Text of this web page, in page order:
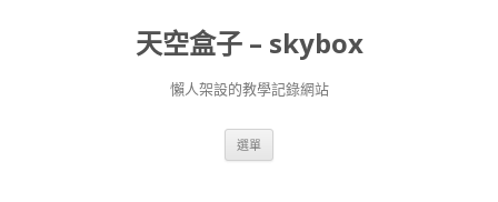
天空盒子 – skybox
懶人架設的教學記錄網站
選單